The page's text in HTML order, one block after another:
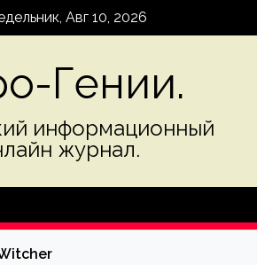
Авг 10, 2026
Гении.
информационный
журнал.